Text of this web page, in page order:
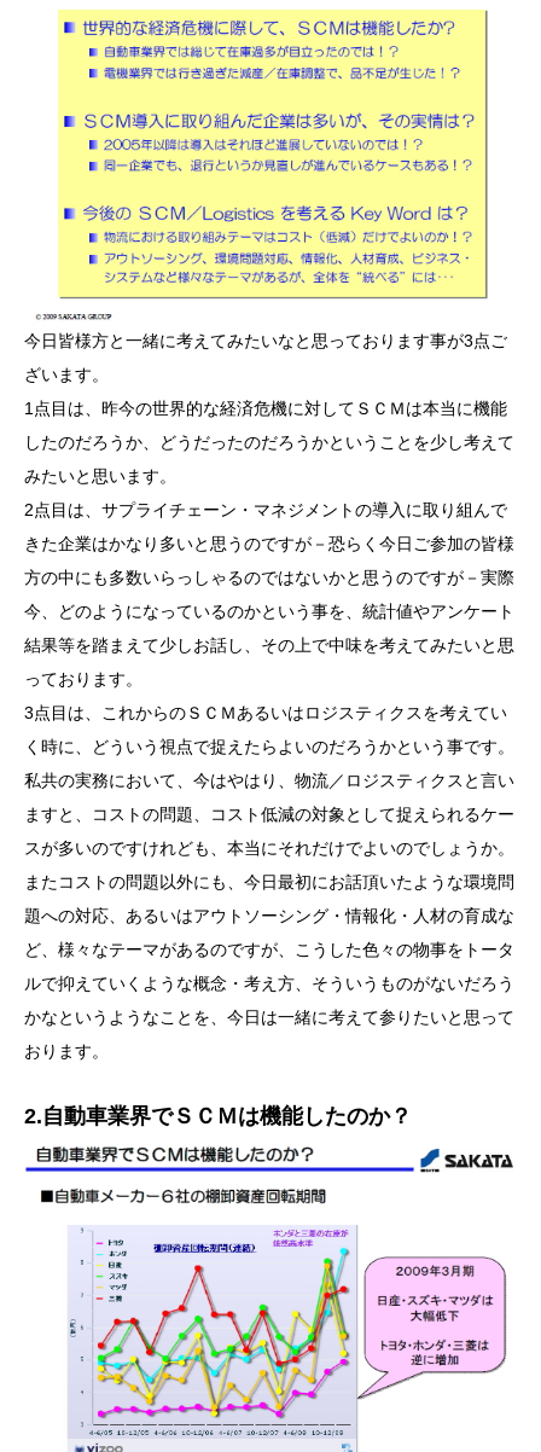
今日皆様方と一緒に考えてみたいなと思っております事が3点ご
ざいます。
1点目は、昨今の世界的な経済危機に対してＳＣＭは本当に機能
したのだろうか、どうだったのだろうかということを少し考えて
みたいと思います。
2点目は、サプライチェーン・マネジメントの導入に取り組んで
きた企業はかなり多いと思うのですが－恐らく今日ご参加の皆様
方の中にも多数いらっしゃるのではないかと思うのですが－実際
今、どのようになっているのかという事を、統計値やアンケート
結果等を踏まえて少しお話し、その上で中味を考えてみたいと思
っております。
3点目は、これからのＳＣＭあるいはロジスティクスを考えてい
く時に、どういう視点で捉えたらよいのだろうかという事です。
私共の実務において、今はやはり、物流／ロジスティクスと言い
ますと、コストの問題、コスト低減の対象として捉えられるケー
スが多いのですけれども、本当にそれだけでよいのでしょうか。
またコストの問題以外にも、今日最初にお話頂いたような環境問
題への対応、あるいはアウトソーシング・情報化・人材の育成な
ど、様々なテーマがあるのですが、こうした色々の物事をトータ
ルで抑えていくような概念・考え方、そういうものがないだろう
かなというようなことを、今日は一緒に考えて参りたいと思って
おります。
2.自動車業界でＳＣＭは機能したのか？